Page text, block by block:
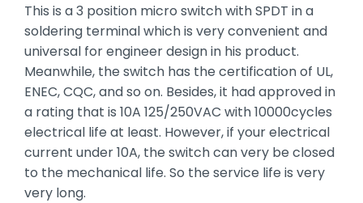
This is a 3 position micro switch with SPDT in a
soldering terminal which is very convenient and
universal for engineer design in his product.
Meanwhile, the switch has the certification of UL,
ENEC, CQC, and so on. Besides, it had approved in
a rating that is 10A 125/250VAC with 10000cycles
electrical life at least. However, if your electrical
current under 10A, the switch can very be closed
to the mechanical life. So the service life is very
very long.